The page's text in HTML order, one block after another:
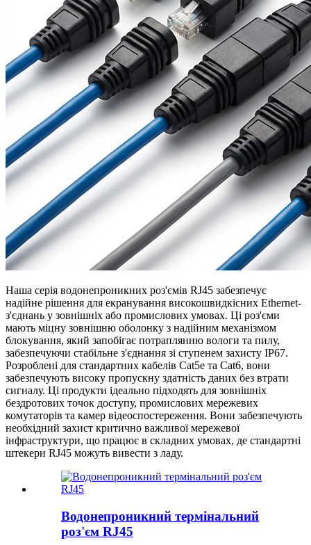
Наша серія водонепроникних роз'ємів RJ45 забезпечує
надійне рішення для екранування високошвидкісних Ethernet-
з'єднань у зовнішніх або промислових умовах. Ці роз'єми
мають міцну зовнішню оболонку з надійним механізмом
блокування, який запобігає потраплянню вологи та пилу,
забезпечуючи стабільне з'єднання зі ступенем захисту IP67.
Розроблені для стандартних кабелів Cat5e та Cat6, вони
забезпечують високу пропускну здатність даних без втрати
сигналу. Ці продукти ідеально підходять для зовнішніх
бездротових точок доступу, промислових мережевих
комутаторів та камер відеоспостереження. Вони забезпечують
необхідний захист критично важливої ​​мережевої
інфраструктури, що працює в складних умовах, де стандартні
штекери RJ45 можуть вивести з ладу.
Водонепроникний термінальний
роз'єм RJ45